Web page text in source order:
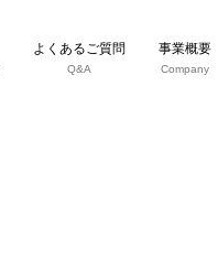
よくあるご質問
Q&A
事業概要
Company